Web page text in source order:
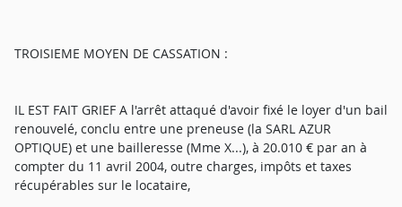
TROISIEME MOYEN DE CASSATION :
IL EST FAIT GRIEF A l'arrêt attaqué d'avoir fixé le loyer d'un bail
renouvelé, conclu entre une preneuse (la SARL AZUR
OPTIQUE) et une bailleresse (Mme X...), à 20.010 € par an à
compter du 11 avril 2004, outre charges, impôts et taxes
récupérables sur le locataire,